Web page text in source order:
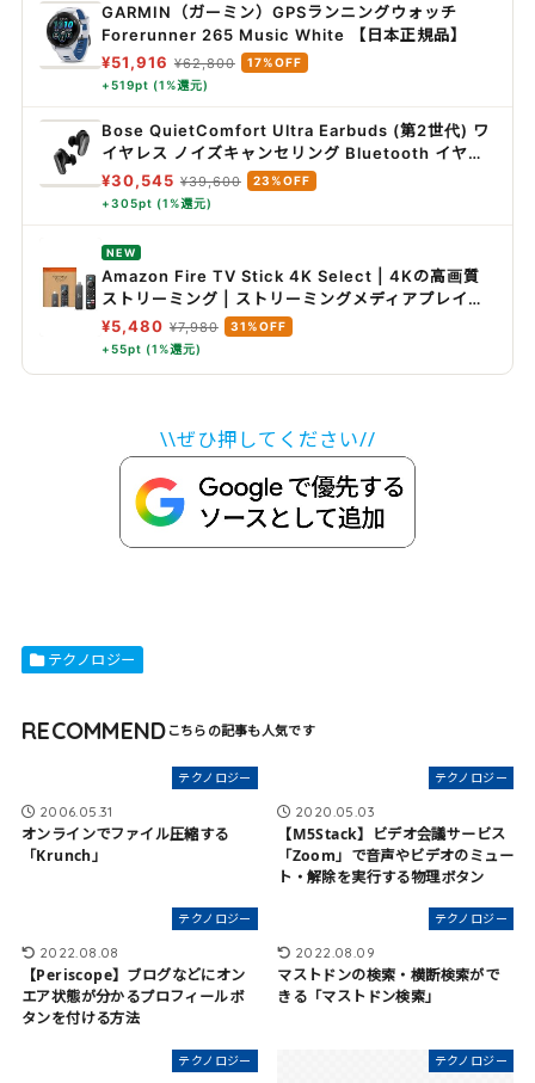
GARMIN（ガーミン）GPSランニングウォッチ
Forerunner 265 Music White 【日本正規品】
¥51,916 ¥62,800
17%OFF
+519pt (1%還元)
Bose QuietComfort Ultra Earbuds (第2世代) ワ
イヤレス ノイズキャンセリング Bluetooth イヤホ
ン 最長6時間連続再生 IPX4規格準拠 イマーシブオ
ーディオ 迫力の重低音 ブラック
¥30,545 ¥39,600
23%OFF
+305pt (1%還元)
NEW
Amazon Fire TV Stick 4K Select | 4Kの高画質
ストリーミング | ストリーミングメディアプレイヤ
ー
¥5,480 ¥7,980
31%OFF
+55pt (1%還元)
\\ぜひ押してください//
テクノロジー
RECOMMEND
テクノロジー
2006.05.31
オンラインでファイル圧縮する
「Krunch」
テクノロジー
2020.05.03
【M5Stack】ビデオ会議サービス
「Zoom」で音声やビデオのミュー
ト・解除を実行する物理ボタン
テクノロジー
2022.08.08
【Periscope】ブログなどにオン
エア状態が分かるプロフィールボ
タンを付ける方法
テクノロジー
2022.08.09
マストドンの検索・横断検索がで
きる「マストドン検索」
テクノロジー テクノロジー